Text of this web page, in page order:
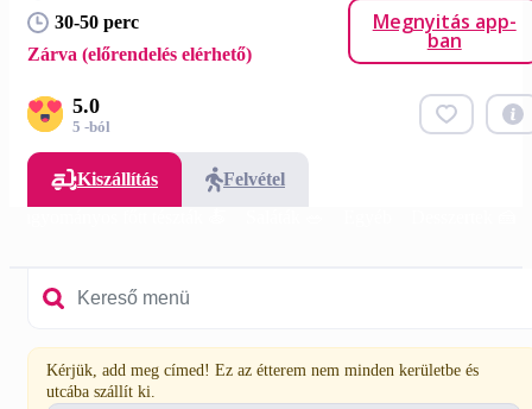
30-50 perc
Zárva (előrendelés elérhető)
Megnyitás app-
ban
5.0
5 -ból
Kiszállítás
Felvétel
Kérjük, add meg címed! Ez az étterem nem minden kerületbe és
utcába szállít ki.